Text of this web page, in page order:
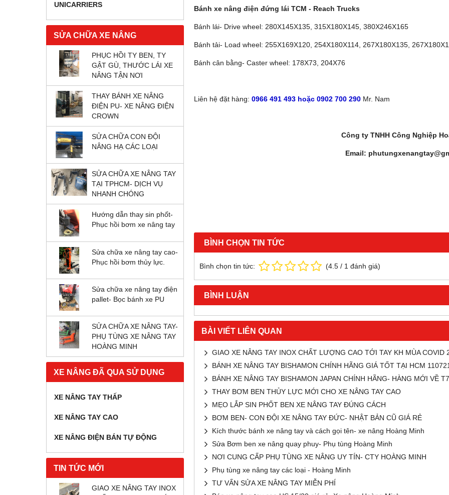
UNICARRIERS
SỬA CHỮA XE NÂNG
PHỤC HỒI TY BEN, TY
GẬT GÙ, THƯỚC LÁI XE
NÂNG TẬN NƠI
THAY BÁNH XE NÂNG
ĐIỆN PU- XE NÂNG ĐIỆN
CROWN
SỬA CHỮA CON ĐỘI
NÂNG HẠ CÁC LOẠI
SỬA CHỮA XE NÂNG TAY
TẠI TPHCM- DỊCH VỤ
NHANH CHÓNG
Hướng dẫn thay sin phốt-
Phục hồi bơm xe nâng tay
Sửa chữa xe nâng tay cao-
Phục hồi bơm thủy lực.
Sửa chữa xe nâng tay điện
pallet- Bọc bánh xe PU
SỬA CHỮA XE NÂNG TAY-
PHỤ TÙNG XE NÂNG TAY
HOÀNG MINH
XE NÂNG ĐÃ QUA SỬ DỤNG
XE NÂNG TAY THẤP
XE NÂNG TAY CAO
XE NÂNG ĐIỆN BÁN TỰ ĐỘNG
TIN TỨC MỚI
GIAO XE NÂNG TAY INOX
Bánh xe nâng điện đứng lái TCM - Reach Trucks
Bánh lái- Drive wheel: 280X145X135, 315X180X145, 380X246X165
Bánh tải- Load wheel: 255X169X120, 254X180X114, 267X180X135,
Bánh cân bằng- Caster wheel: 178X73, 204X76
Liên hệ đặt hàng: 0966 491 493 hoặc 0902 700 290 Mr. Nam
Công ty TNHH Công Nghiệp
Email:
BÌNH CHỌN TIN TỨC
Bình chọn tin tức: (4.5 / 1 đánh giá)
BÌNH LUẬN
BÀI VIẾT LIÊN QUAN
GIAO XE NÂNG TAY INOX CHẤT LƯỢNG CAO TỚI TAY KH MÙA COVID
BÁNH XE NÂNG TAY BISHAMON CHÍNH HÃNG GIÁ TỐT TẠI HCM 110721
BÁNH XE NÂNG TAY BISHAMON JAPAN CHÍNH HÃNG- HÀNG MỚI VỀ
THAY BƠM BEN THỦY LỰC MỚI CHO XE NÂNG TAY CAO
MẸO LẮP SIN PHỐT BEN XE NÂNG TAY ĐÚNG CÁCH
BƠM BEN- CON ĐỘI XE NÂNG TAY ĐỨC- NHẬT BẢN CŨ GIÁ RẺ
Kích thước bánh xe nâng tay và cách gọi tên- xe nâng Hoàng Minh
Sửa Bơm ben xe nâng quay phuy- Phụ tùng Hoàng Minh
NƠI CUNG CẤP PHỤ TÙNG XE NÂNG UY TÍN- CTY HOÀNG MINH
Phụ tùng xe nâng tay các loại - Hoàng Minh
TƯ VẤN SỬA XE NÂNG TAY MIỄN PHÍ